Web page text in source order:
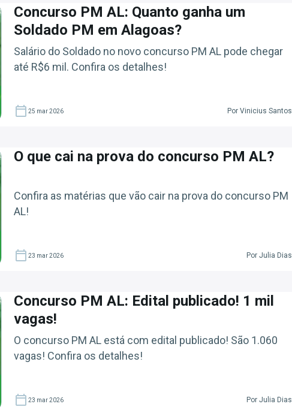
Concurso PM AL: Quanto ganha um
Soldado PM em Alagoas?
Salário do Soldado no novo concurso PM AL pode chegar
até R$6 mil. Confira os detalhes!
25 mar 2026 Por Vinicius Santos
O que cai na prova do concurso PM AL?
Confira as matérias que vão cair na prova do concurso PM
AL!
23 mar 2026 Por Julia Dias
Concurso PM AL: Edital publicado! 1 mil
vagas!
O concurso PM AL está com edital publicado! São 1.060
vagas! Confira os detalhes!
23 mar 2026 Por Julia Dias